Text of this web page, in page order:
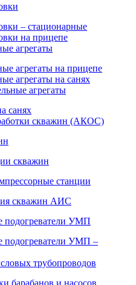
– стационарные
на прицепе
агрегаты
агрегаты на прицепе
агрегаты на санях
агрегаты
санях
скважин (АКОС)
скважин
станции
скважин АИС
подогреватели УМП
подогреватели УМП –
трубопроводов
барабанов и насосов